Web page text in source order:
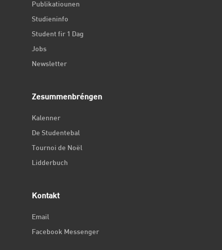
Publikatiounen
Studieninfo
Student fir 1 Dag
Jobs
Newsletter
Zesummenbréngen
Kalenner
De Studentebal
Tournoi de Noël
Lidderbuch
Kontakt
Email
Facebook Messenger